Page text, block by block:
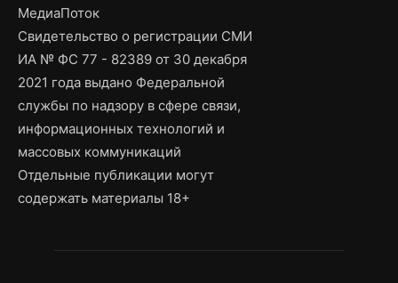
МедиаПоток
Свидетельство о регистрации СМИ
ИА № ФС 77 - 82389 от 30 декабря
2021 года выдано Федеральной
службы по надзору в сфере связи,
информационных технологий и
массовых коммуникаций
Отдельные публикации могут
содержать материалы 18+